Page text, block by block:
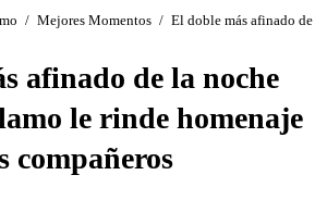
/ Mejores Momentos / El doble más afinado de
afinado de la noche
le rinde homenaje
compañeros